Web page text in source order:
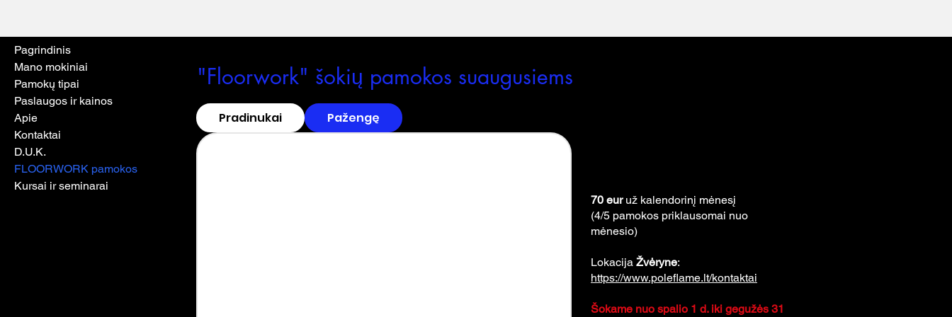
Pagrindinis
Mano mokiniai
Pamokų tipai
Paslaugos ir kainos
Apie
Kontaktai
D.U.K.
FLOORWORK pamokos
Kursai ir seminarai
Pradinukai Pažengę
"Floorwork" šokių pamokos suaugusiems
70 eur už kalendorinį mėnesį
(4/5 pamokos priklausomai nuo
mėnesio)
Lokacija Žvėryne:
https://www.poleflame.lt/kontaktai
Šokame nuo spalio 1 d. iki gegužės 31